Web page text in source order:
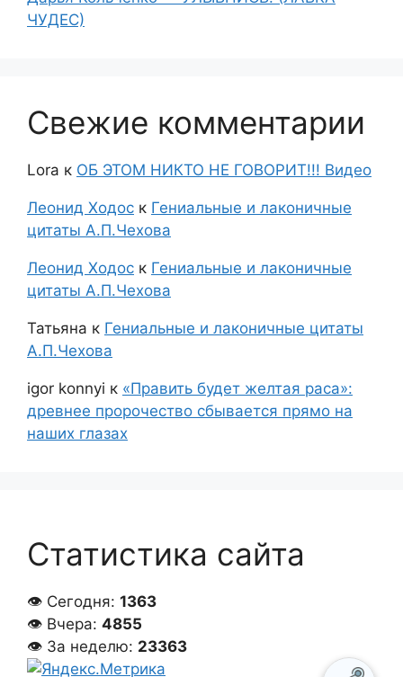
ЧУДЕС)
Свежие комментарии
Lora к ОБ ЭТОМ НИКТО НЕ ГОВОРИТ!!! Видео
Леонид Ходос к Гениальные и лаконичные
цитаты А.П.Чехова
Леонид Ходос к Гениальные и лаконичные
цитаты А.П.Чехова
Татьяна к Гениальные и лаконичные цитаты
А.П.Чехова
igor konnyi к «Править будет желтая раса»:
древнее пророчество сбывается прямо на
наших глазах
Статистика сайта
👁 Сегодня: 1363
👁 Вчера: 4855
👁 За неделю: 23363